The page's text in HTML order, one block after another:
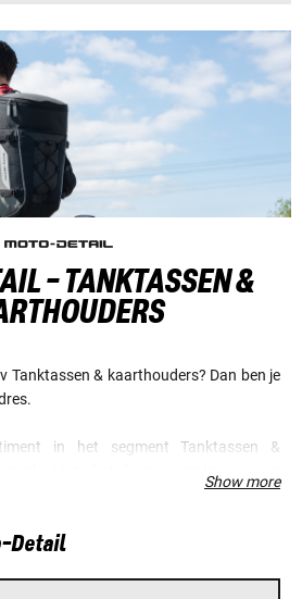
- TANKTASSEN &
Tanktassen & kaarthouders? Dan ben je
in het segment Tanktassen &
Moto-Detail en verzeker je van
Show more
Detail